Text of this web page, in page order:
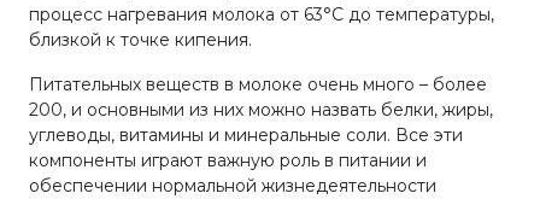
процесс нагревания молока от 63°С до температуры,
близкой к точке кипения.
Питательных веществ в молоке очень много – более
200, и основными из них можно назвать белки, жиры,
углеводы, витамины и минеральные соли. Все эти
компоненты играют важную роль в питании и
обеспечении нормальной жизнедеятельности